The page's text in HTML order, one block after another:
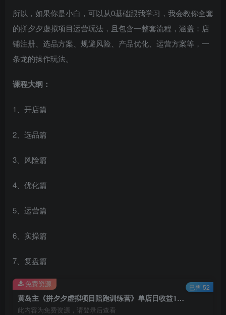
所以，如果你是小白，可以从0基础跟我学习，我会教你全套
的拼夕夕虚拟项目运营玩法，且包含一整套流程，涵盖：店
铺注册、选品方案、规避风险、产品优化、运营方案等，一
条龙的操作玩法。
课程大纲：
1、开店篇
2、选品篇
3、风险篇
4、优化篇
5、运营篇
6、实操篇
7、复盘篇
黄岛主《拼夕夕虚拟项目陪跑训练营》单店日收益100-200 独家选品思路与运营
此内容为免费资源，请登录后查看
免费资源 已售 52